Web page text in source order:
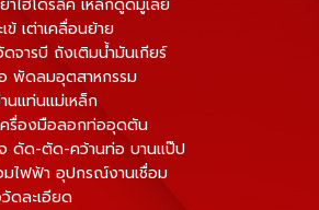
ำไฮโดรลิค เหล็กดูดมู่เลย์
ข้ เต่าเคลื่อนย้าย
จารบี ถังเติมน้ำมันเกียร์
พัดลมอุตสาหกรรม
นแท่นแม่เหล็ก
ครื่องมือลอกท่ออุดตัน
จ ดัด-ตัด-คว้านท่อ บานแป๊ป
มไฟฟ้า อุปกรณ์งานเชื่อม
ดละเอียด